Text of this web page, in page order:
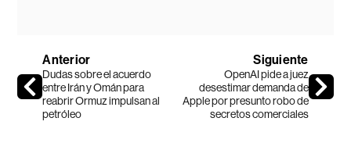
Anterior
Dudas sobre el acuerdo
entre Irán y Omán para
reabrir Ormuz impulsan al
petróleo
Siguiente
OpenAI pide a juez
desestimar demanda de
Apple por presunto robo de
secretos comerciales